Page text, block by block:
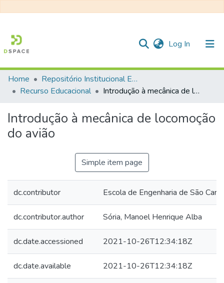
Log In (current)
Communities & Collections
Statistics
Home
Repositório Institucional EESC
Recurso Educacional
Introdução à mecânica de locomoção do avião
Introdução à mecânica de locomoção
do avião
Simple item page
dc.contributor Escola de Engenharia de São
dc.contributor.author Sória, Manoel Henrique Alba
dc.date.accessioned 2021-10-26T12:34:18Z
dc.date.available 2021-10-26T12:34:18Z